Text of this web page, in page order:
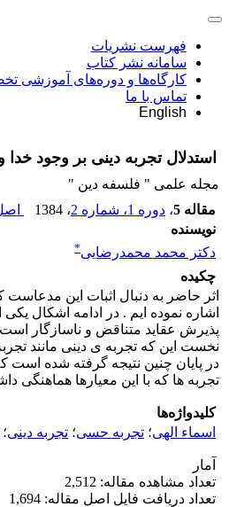
فهرست نشریات
سامانه نشر کتاب
کارگاه‌ها و دوره‌های آموزشی
تماس با ما
English
استدلال تجربه دینی بر وجود خدا
مجله علمی " فلسفه دین "
مقاله 5
، دوره 1، شماره 2 ، 1384
نویسنده
دکتر محمد محمدرضایی*
چکیده
اثر حاضر به دنبال اثبات این
اشاره نموده ایم . در ادامه اشکال
پذیرش عقاید متناقض و ناسازگار
نخست این که تجربه ی دینی مانند
در پایان چنین نتیجه گرفته شده است
تجربه ها که با این معیارها هماهنگی
کلیدواژه‌ها
اسماء الهی؛ تجربه حسی؛ تجربه دینی؛
آمار
تعداد مشاهده مقاله: 2,512
تعداد دریافت فایل اصل مقاله: 1,694